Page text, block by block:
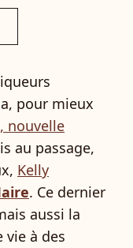
pour mieux
, nouvelle
au passage,
Kelly
. Ce dernier
aussi la
vie à des